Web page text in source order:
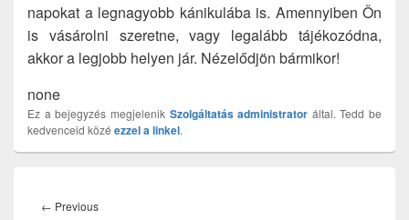
napokat a legnagyobb kánikulába is. Amennyiben Ön
is vásárolni szeretne, vagy legalább tájékozódna,
akkor a legjobb helyen jár. Nézelődjön bármikor!
none
Ez a bejegyzés megjelenik Szolgáltatás administrator által. Tedd be
kedvenceid közé ezzel a linkel.
navigáció
← PreviousPrevious